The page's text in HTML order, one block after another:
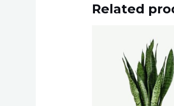
Related